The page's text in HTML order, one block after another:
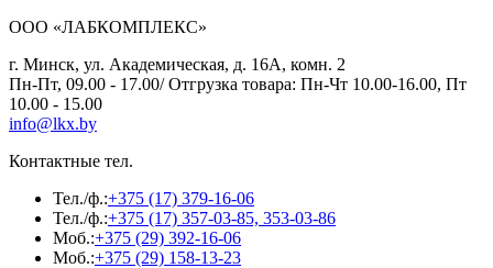
ООО «ЛАБКОМПЛЕКС»
г. Минск, ул. Академическая, д. 16А, комн. 2
Пн-Пт, 09.00 - 17.00/ Отгрузка товара: Пн-Чт 10.00-16.00, Пт
10.00 - 15.00
info@lkx.by
Контактные тел.
Тел./ф.:+375 (17) 379-16-06
Тел./ф.:+375 (17) 357-03-85, 353-03-86
Моб.:+375 (29) 392-16-06
Моб.:+375 (29) 158-13-23